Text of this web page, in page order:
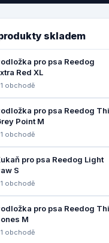
skladem
pro psa Reedog
Red XL
obchodě
pro psa Reedog
Point M
obchodě
pro psa Reedog Light
S
obchodě
pro psa Reedog
M
obchodě